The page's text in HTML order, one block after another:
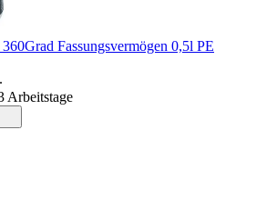
Fassungsvermögen 0,5l PE
Arbeitstage